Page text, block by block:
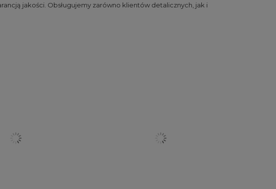
jakości. Obsługujemy zarówno klientów detalicznych, jak i